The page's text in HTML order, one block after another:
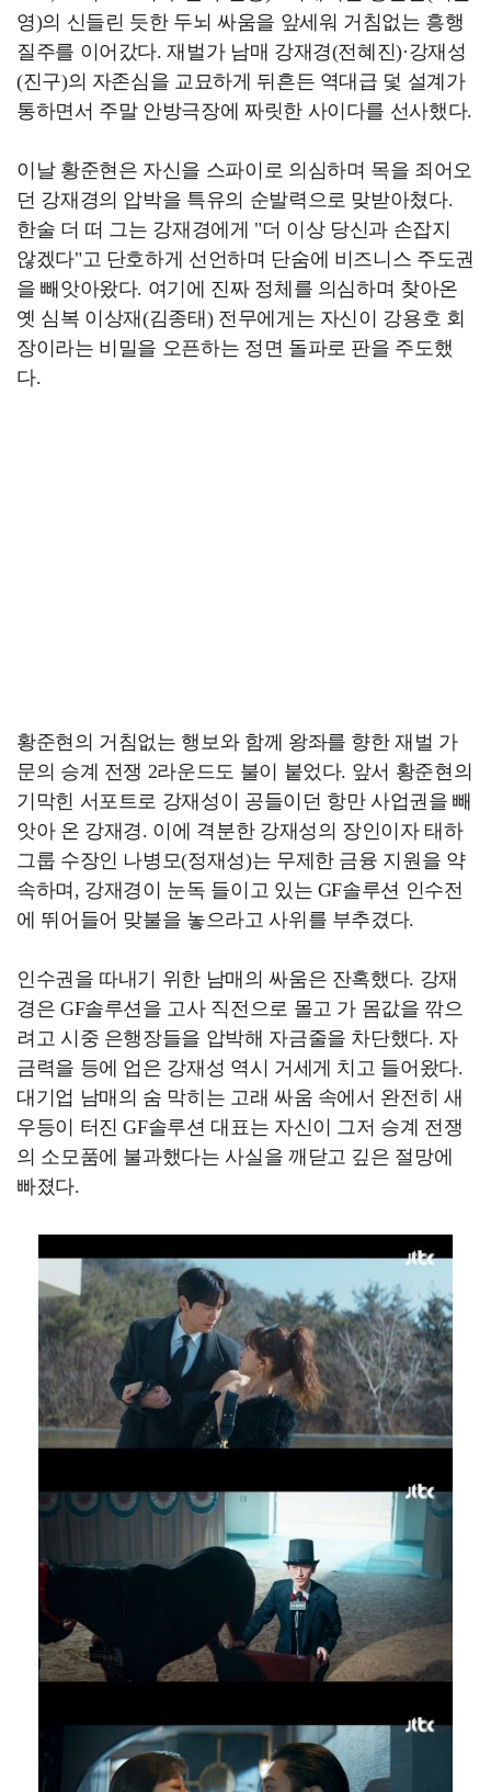
영)의 신들린 듯한 두뇌 싸움을 앞세워 거침없는 흥행
질주를 이어갔다. 재벌가 남매 강재경(전혜진)·강재성
(진구)의 자존심을 교묘하게 뒤흔든 역대급 덫 설계가
통하면서 주말 안방극장에 짜릿한 사이다를 선사했다.
이날 황준현은 자신을 스파이로 의심하며 목을 죄어오
던 강재경의 압박을 특유의 순발력으로 맞받아쳤다.
한술 더 떠 그는 강재경에게 "더 이상 당신과 손잡지
않겠다"고 단호하게 선언하며 단숨에 비즈니스 주도권
을 빼앗아왔다. 여기에 진짜 정체를 의심하며 찾아온
옛 심복 이상재(김종태) 전무에게는 자신이 강용호 회
장이라는 비밀을 오픈하는 정면 돌파로 판을 주도했
다.
황준현의 거침없는 행보와 함께 왕좌를 향한 재벌 가
문의 승계 전쟁 2라운드도 불이 붙었다. 앞서 황준현의
기막힌 서포트로 강재성이 공들이던 항만 사업권을 빼
앗아 온 강재경. 이에 격분한 강재성의 장인이자 태하
그룹 수장인 나병모(정재성)는 무제한 금융 지원을 약
속하며, 강재경이 눈독 들이고 있는 GF솔루션 인수전
에 뛰어들어 맞불을 놓으라고 사위를 부추겼다.
인수권을 따내기 위한 남매의 싸움은 잔혹했다. 강재
경은 GF솔루션을 고사 직전으로 몰고 가 몸값을 깎으
려고 시중 은행장들을 압박해 자금줄을 차단했다. 자
금력을 등에 업은 강재성 역시 거세게 치고 들어왔다.
대기업 남매의 숨 막히는 고래 싸움 속에서 완전히 새
우등이 터진 GF솔루션 대표는 자신이 그저 승계 전쟁
의 소모품에 불과했다는 사실을 깨닫고 깊은 절망에
빠졌다.